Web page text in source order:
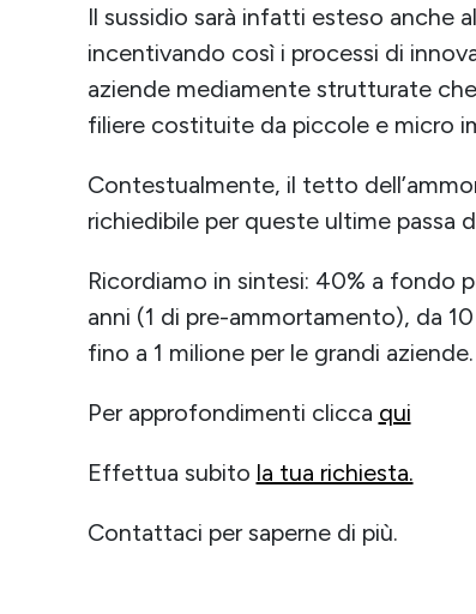
Il sussidio sarà infatti esteso anche
incentivando così i processi di
aziende mediamente strutturate
filiere costituite da piccole e micro
Contestualmente, il tetto
richiedibile per queste ultime passa
Ricordiamo in sintesi: 40% a fondo
anni (1 di pre-ammortamento), da
fino a 1 milione per le grandi aziende.
Per approfondimenti clicca qui
Effettua subito la tua richiesta.
Contattaci per saperne di più.